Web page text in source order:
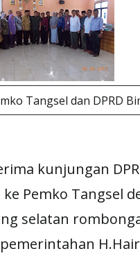
Tangsel dan DPRD
kunjungan
Pemko Tangsel
selatan